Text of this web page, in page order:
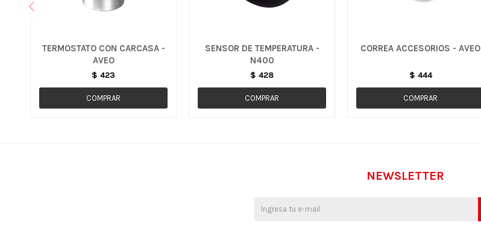
TERMOSTATO CON CARCASA -
AVEO
$ 423
SENSOR DE TEMPERATURA -
N400
$ 428
CORREA ACCESORIOS - AVEO
$ 444
NEWSLETTER